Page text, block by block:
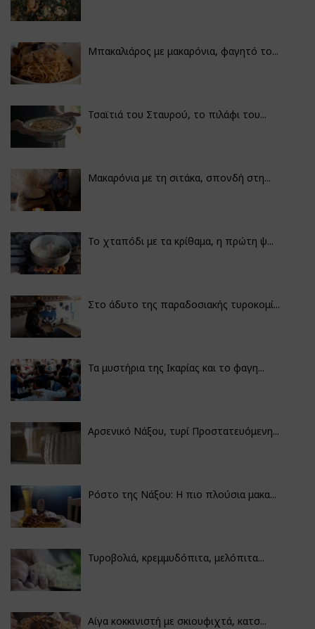
Μπακαλιάρος με μακαρόνια, φαγητό το...
Τσαϊτιά του Σταυρού, το πιλάφι του...
Μακαρόνια με τη σιτάκα, σπονδή στη...
Το χταπόδι με τα κρίθαμα, η πρώτη ψ...
Στο άδυτο της παραδοσιακής τυροκομί...
Τα μυστήρια της Ικαρίας και το φαγη...
Αρσενικό Νάξου, τυρί Προστατευόμενη...
Ρόστο της Νάξου: Η πιο πλούσια μακα...
Τυροβολιά, κρεμμυδόπιτα, μελόπιτα...
Αίγα κοκκινιστή με σκιουφιχτά, κατσ...